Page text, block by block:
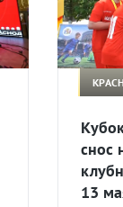
снос
13